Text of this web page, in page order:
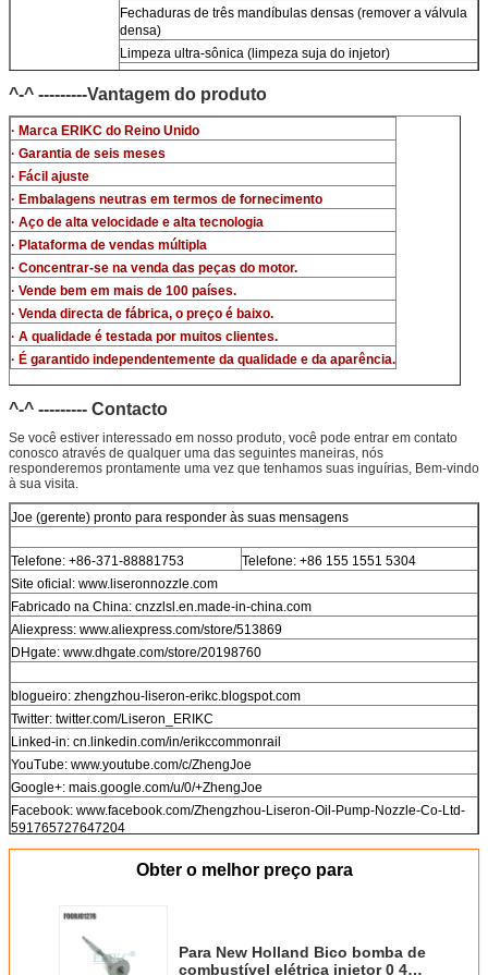
Fechaduras de três mandíbulas densas (remover a válvula
densa)
Limpeza ultra-sônica (limpeza suja do injetor)
Kit de ensaio multifunção do injetor CR
banco de ensaio do injetor de trilho comum (For BOS denso
del/-phi piezo)
^-^ ---------Vantagem do produto
· Marca ERIKC do Reino Unido
· Garantia de seis meses
· Fácil ajuste
· Embalagens neutras em termos de fornecimento
· Aço de alta velocidade e alta tecnologia
· Plataforma de vendas múltipla
· Concentrar-se na venda das peças do motor.
· Vende bem em mais de 100 países.
· Venda directa de fábrica, o preço é baixo.
· A qualidade é testada por muitos clientes.
· É garantido independentemente da qualidade e da aparência.
^-^ --------- Contacto
Se você estiver interessado em nosso produto, você pode entrar em contato
conosco através de qualquer uma das seguintes maneiras, nós
responderemos prontamente uma vez que tenhamos suas inguírias, Bem-vindo
à sua visita.
Joe (gerente) pronto para responder às suas mensagens
Telefone: +86-371-88881753
Telefone: +86 155 1551 5304
Site oficial: www.liseronnozzle.com
Fabricado na China: cnzzlsl.en.made-in-china.com
Aliexpress: www.aliexpress.com/store/513869
DHgate: www.dhgate.com/store/20198760
blogueiro: zhengzhou-liseron-erikc.blogspot.com
Twitter: twitter.com/Liseron_ERIKC
Linked-in: cn.linkedin.com/in/erikccommonrail
YouTube: www.youtube.com/c/ZhengJoe
Google+: mais.google.com/u/0/+ZhengJoe
Facebook: www.facebook.com/Zhengzhou-Liseron-Oil-Pump-Nozzle-Co-Ltd-
591765727647204
Endereço: n.o 129 Changjiang Rd, Zhengzhou, China, 450000
Obter o melhor preço para
Para New Holland Bico bomba de
combustível elétrica injetor 0 445